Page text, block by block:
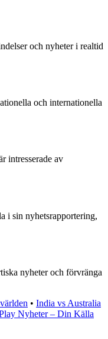
och nyheter i realtid
och internationella
intresserade av
i sin nyhetsrapportering,
nyheter och förvränga
• India vs Australia
Nyheter – Din Källa